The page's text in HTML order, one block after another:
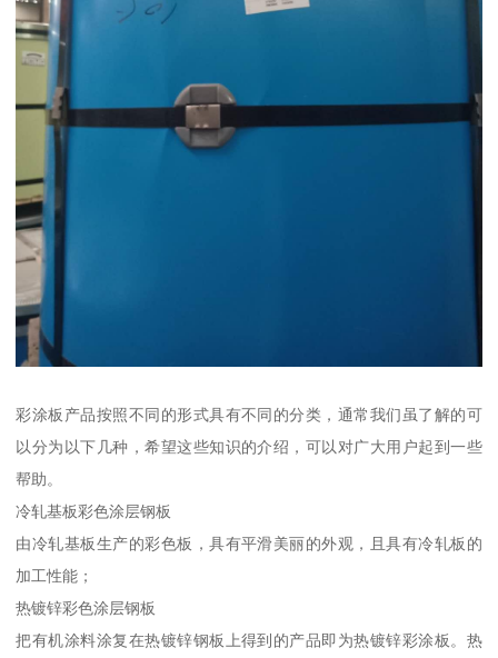
彩涂板产品按照不同的形式具有不同的分类，通常我们虽了解的可
以分为以下几种，希望这些知识的介绍，可以对广大用户起到一些
帮助。
冷轧基板彩色涂层钢板
由冷轧基板生产的彩色板，具有平滑美丽的外观，且具有冷轧板的
加工性能；
热镀锌彩色涂层钢板
把有机涂料涂复在热镀锌钢板上得到的产品即为热镀锌彩涂板。热